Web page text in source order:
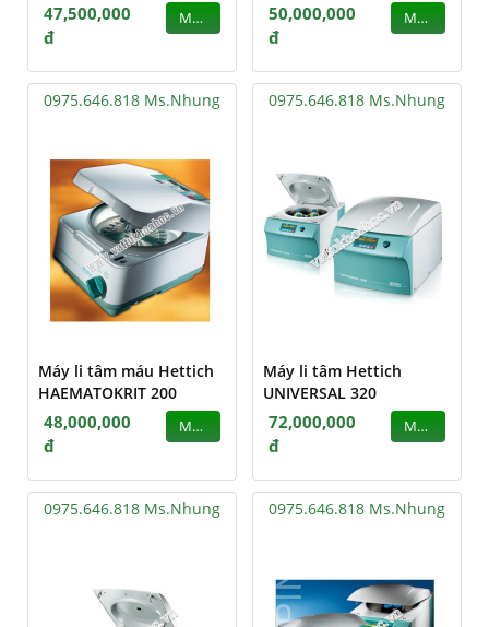
47,500,000
đ
MUA
50,000,000
đ
MUA
0975.646.818 Ms.Nhung
Máy li tâm máu Hettich
HAEMATOKRIT 200
48,000,000
đ
MUA
0975.646.818 Ms.Nhung
Máy li tâm Hettich
UNIVERSAL 320
72,000,000
đ
MUA
0975.646.818 Ms.Nhung 0975.646.818 Ms.Nhung